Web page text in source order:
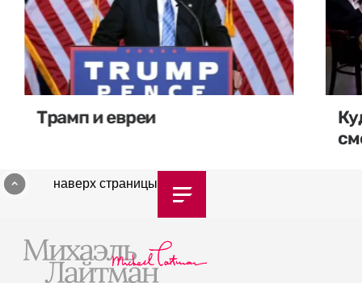
Трамп и евреи
наверх страницы